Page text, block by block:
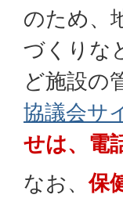
のため、
づくりな
ど施設の
協議会サ
せは、電
なお、保